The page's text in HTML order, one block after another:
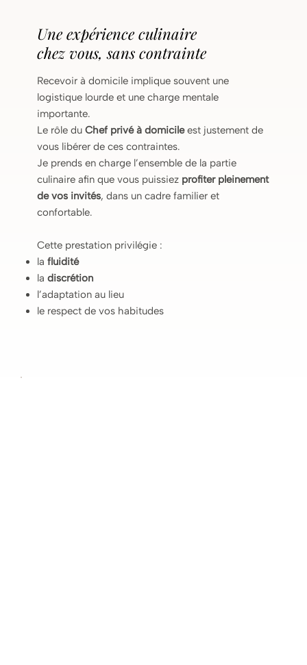
Une expérience culinaire
chez vous, sans contrainte
Recevoir à domicile implique souvent une
logistique lourde et une charge mentale
importante.
Le rôle du Chef privé à domicileest justement de
vous libérer de ces contraintes.
Je prends en charge l’ensemble de la partie
culinaire afin que vous puissiezprofiter pleinement
de vos invités, dans un cadre familier et
confortable.
Cette prestation privilégie :
la fluidité
la discrétion
l’adaptation au lieu
le respect de vos habitudes